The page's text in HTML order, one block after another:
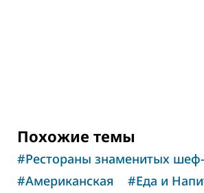
Похожие темы
#Рестораны знаменитых
#Американская #Еда и